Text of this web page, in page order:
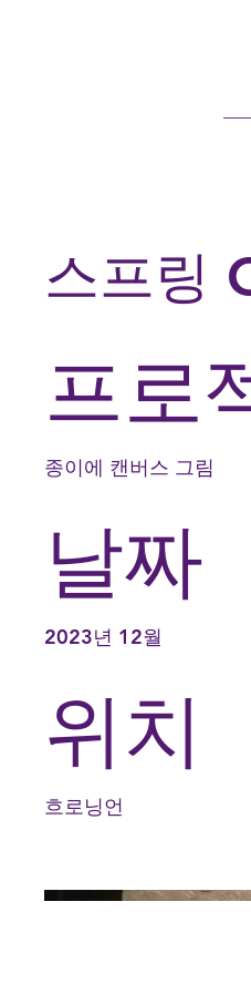
스프링
프로
종이에 캔버스 그림
날짜
2023년 12월
위치
흐로닝언